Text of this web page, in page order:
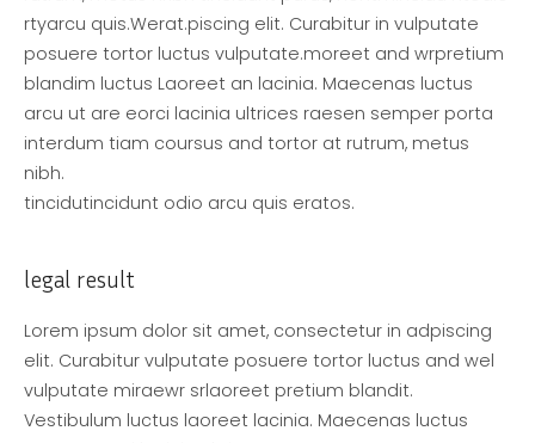
rtyarcu quis.Werat.piscing elit. Curabitur in vulputate
posuere tortor luctus vulputate.moreet and wrpretium
blandim luctus Laoreet an lacinia. Maecenas luctus
arcu ut are eorci lacinia ultrices raesen semper porta
interdum tiam coursus and tortor at rutrum, metus
nibh.
tincidutincidunt odio arcu quis eratos.
legal result
Lorem ipsum dolor sit amet, consectetur in adpiscing
elit. Curabitur vulputate posuere tortor luctus and wel
vulputate miraewr srlaoreet pretium blandit.
Vestibulum luctus laoreet lacinia. Maecenas luctus